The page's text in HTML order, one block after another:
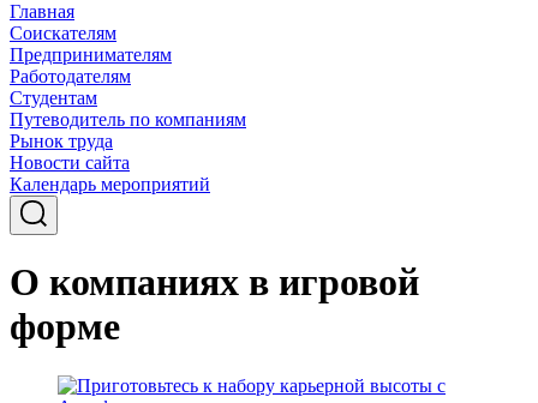
Главная
Соискателям
Предпринимателям
Работодателям
Студентам
Путеводитель по компаниям
Рынок труда
Новости сайта
Календарь мероприятий
О компаниях в игровой
форме